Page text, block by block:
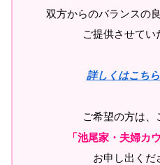
双方からのバランスの
ご提供させてい
詳しくはこち
ご希望の方は、
「池尾家・夫婦カ
お申し出くだ